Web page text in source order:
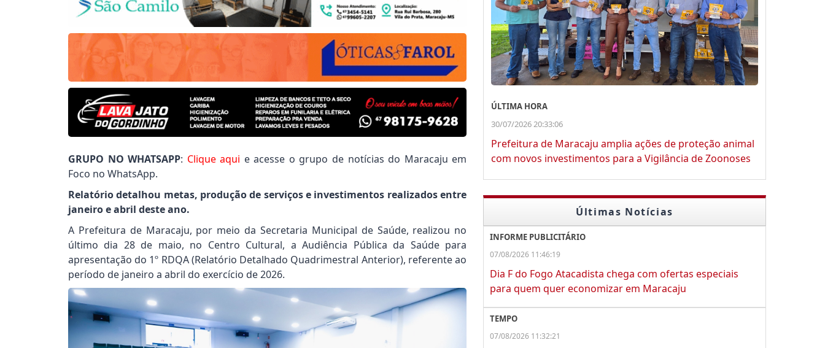
GRUPO NO WHATSAPP: Clique aqui e acesse o grupo de notícias do Maracaju em
Foco no WhatsApp.
Relatório detalhou metas, produção de serviços e investimentos realizados entre
janeiro e abril deste ano.
A Prefeitura de Maracaju, por meio da Secretaria Municipal de Saúde, realizou no
último dia 28 de maio, no Centro Cultural, a Audiência Pública da Saúde para
apresentação do 1º RDQA (Relatório Detalhado Quadrimestral Anterior), referente ao
período de janeiro a abril do exercício de 2026.
ÚLTIMA HORA
30/07/2026 20:33:06
Prefeitura de Maracaju amplia ações de proteção animal
com novos investimentos para a Vigilância de Zoonoses
Últimas Notícias
INFORME PUBLICITÁRIO
07/08/2026 11:46:19
Dia F do Fogo Atacadista chega com ofertas especiais
para quem quer economizar em Maracaju
TEMPO
07/08/2026 11:32:21